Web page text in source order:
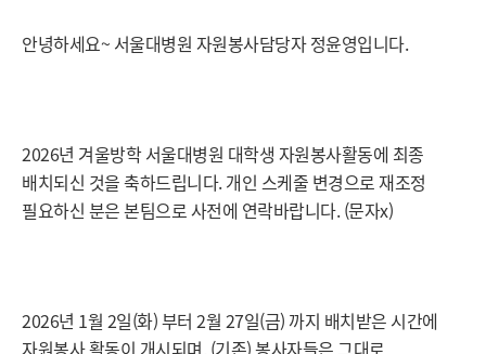
안녕하세요~ 서울대병원 자원봉사담당자 정윤영입니다.
2026년 겨울방학 서울대병원 대학생 자원봉사활동에 최종
배치되신 것을 축하드립니다. 개인 스케줄 변경으로 재조정
필요하신 분은 본팀으로 사전에 연락바랍니다. (문자x)
2026년 1월 2일(화) 부터 2월 27일(금) 까지 배치받은 시간에
자원봉사 활동이 개시되며, (기존) 봉사자들은 그대로